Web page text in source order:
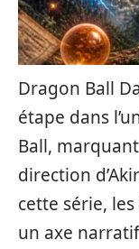
Dragon Ball
étape dans
Ball,
direction
cette série,
un axe